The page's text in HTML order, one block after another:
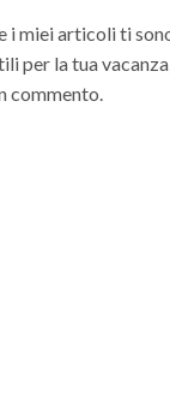
i miei articoli ti
per la tua
commento.